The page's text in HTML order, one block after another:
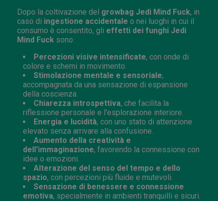
Dopo la coltivazione del growbag Jedi Mind Fuck, in
caso di ingestione accidentale o nei luoghi in cui il
consumo è consentito, gli effetti dei funghi Jedi
Mind Fuck sono:
Percezioni visive intensificate, con onde di
colore e schemi in movimento.
Stimolazione mentale e sensoriale,
accompagnata da una sensazione di espansione
della coscienza.
Chiarezza introspettiva, che facilita la
riflessione personale e l'esplorazione interiore.
Energia e lucidità, con uno stato di attenzione
elevato senza arrivare alla confusione.
Aumento della creatività e
dell'immaginazione, favorendo la connessione con
idee o emozioni.
Alterazione del senso del tempo e dello
spazio, con percezioni più fluide e mutevoli.
Sensazione di benessere e connessione
emotiva, specialmente in ambienti tranquilli e sicuri.